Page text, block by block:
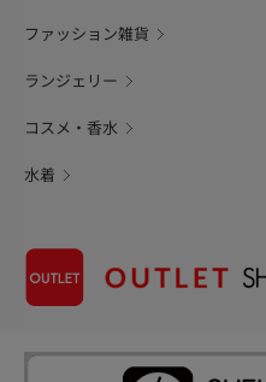
ファッション雑貨
ランジェリー
コスメ・香水
水着